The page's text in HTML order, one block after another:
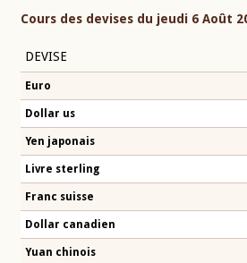
Cours des devises du jeudi 6 Août
DEVISE
Euro
Dollar us
Yen japonais
Livre sterling
Franc suisse
Dollar canadien
Yuan chinois